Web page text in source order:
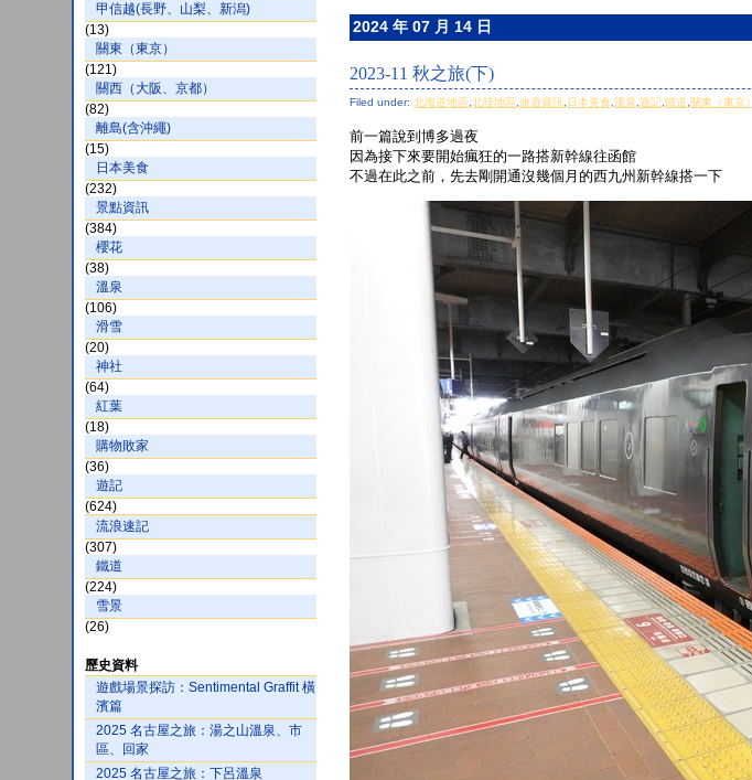
甲信越(長野、山梨、新潟)
(13)
關東（東京）
(121)
關西（大阪、京都）
(82)
離島(含沖繩)
(15)
日本美食
(232)
景點資訊
(384)
櫻花
(38)
溫泉
(106)
滑雪
(20)
神社
(64)
紅葉
(18)
購物敗家
(36)
遊記
(624)
流浪速記
(307)
鐵道
(224)
雪景
(26)
歷史資料
遊戲場景探訪：Sentimental Graffit 橫
濱篇
2025 名古屋之旅：湯之山溫泉、市
區、回家
2025 名古屋之旅：下呂溫泉
2024 年 07 月 14 日
2023-11 秋之旅(下)
Filed under:北海道地區 ,北陸地區 ,旅遊資訊 日本美食 ,溫泉 ,遊記 ,鐵道 關東（東京）
前一篇說到博多過夜
因為接下來要開始瘋狂的一路搭新幹線往函館
不過在此之前，先去剛開通沒幾個月的西九州新幹線搭一下